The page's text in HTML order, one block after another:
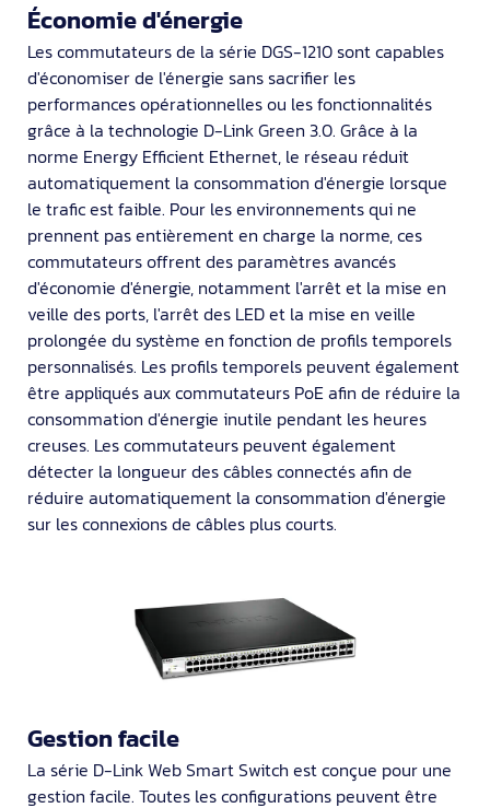
Économie d'énergie
Les commutateurs de la série DGS-1210 sont capables
d'économiser de l'énergie sans sacrifier les
performances opérationnelles ou les fonctionnalités
grâce à la technologie D-Link Green 3.0. Grâce à la
norme Energy Efficient Ethernet, le réseau réduit
automatiquement la consommation d'énergie lorsque
le trafic est faible. Pour les environnements qui ne
prennent pas entièrement en charge la norme, ces
commutateurs offrent des paramètres avancés
d'économie d'énergie, notamment l'arrêt et la mise en
veille des ports, l'arrêt des LED et la mise en veille
prolongée du système en fonction de profils temporels
personnalisés. Les profils temporels peuvent également
être appliqués aux commutateurs PoE afin de réduire la
consommation d'énergie inutile pendant les heures
creuses. Les commutateurs peuvent également
détecter la longueur des câbles connectés afin de
réduire automatiquement la consommation d'énergie
sur les connexions de câbles plus courts.
Gestion facile
La série D-Link Web Smart Switch est conçue pour une
gestion facile. Toutes les configurations peuvent être